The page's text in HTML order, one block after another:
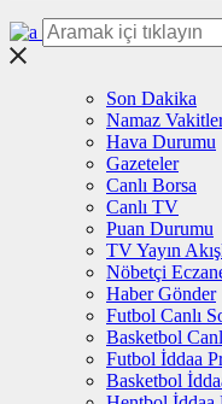
Son Dakika
Namaz
Hava Durumu
Gazeteler
Canlı Borsa
Canlı TV
Puan Durumu
TV Yayın
Nöbetçi
Haber Gönder
Futbol Canlı
Basketbol
Futbol İddaa
Basketbol